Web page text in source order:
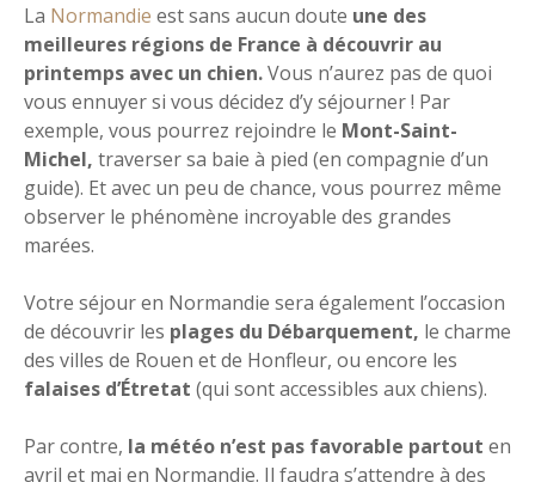
La Normandie est sans aucun doute une des
meilleures régions de France à découvrir au
printemps avec un chien.Vous n’aurez pas de quoi
vous ennuyer si vous décidez d’y séjourner ! Par
exemple, vous pourrez rejoindre le Mont-Saint-
Michel, traverser sa baie à pied (en compagnie d’un
guide). Et avec un peu de chance, vous pourrez même
observer le phénomène incroyable des grandes
marées.
Votre séjour en Normandie sera également l’occasion
de découvrir les plages du Débarquement, le charme
des villes de Rouen et de Honfleur, ou encore les
falaises d’Étretat (qui sont accessibles aux chiens).
Par contre, la météo n’est pas favorable partout en
avril et mai en Normandie. Il faudra s’attendre à des